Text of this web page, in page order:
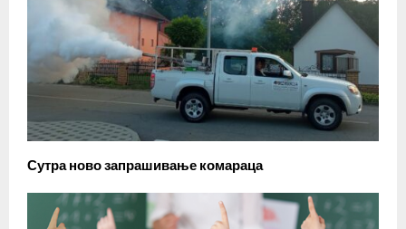
Сутра ново запрашивање комараца